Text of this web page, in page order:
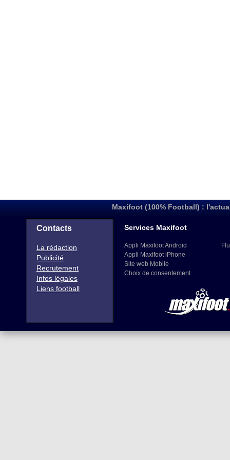
Maxifoot (100% Football) :
Contacts
La rédaction
Publicité
Recrutement
Infos légales
Liens football
Services Maxifoot
Appli Maxifoot Android
Appli Maxifoot iPhone
Site web Mobile
Choix de consentement